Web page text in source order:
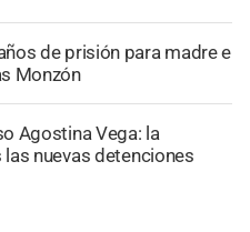
de prisión para madre e
Monzón
Agostina Vega: la
nuevas detenciones